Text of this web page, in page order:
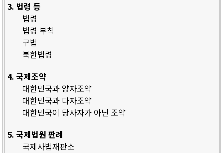
3. 법령 등
법령
법령 부칙
구법
북한법령
4. 국제조약
대한민국과 양자조약
대한민국과 다자조약
대한민국이 당사자가 아닌 조약
5. 국제법원 판례
국제사법재판소